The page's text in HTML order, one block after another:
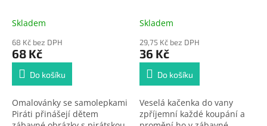
Skladem
68 Kč bez DPH
68 Kč
Do košíku
Omalovánky se samolepkami
Piráti přinášejí dětem
Skladem
29,75 Kč bez DPH
36 Kč
Do košíku
Veselá kačenka do vany
zpříjemní každé koupání a